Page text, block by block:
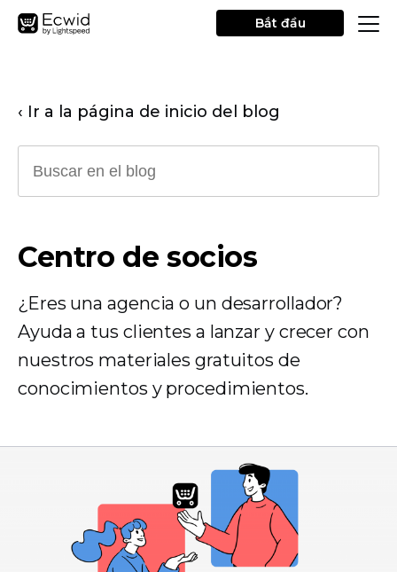
Bắt đầu
‹ Ir a la página de inicio del blog
Centro de socios
¿Eres una agencia o un desarrollador?
Ayuda a tus clientes a lanzar y crecer con
nuestros materiales gratuitos de
conocimientos y procedimientos.